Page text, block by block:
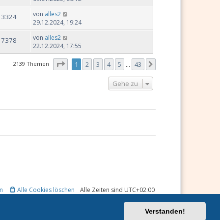
Verstanden!
von alles2
29.12.2024, 19:24
von alles2
22.12.2024, 17:55
2139 Themen Seite von
1 2 3 4 5 43
Gehe zu
Alle Zeiten sind UTC+02:00
Alle Cookies löschen